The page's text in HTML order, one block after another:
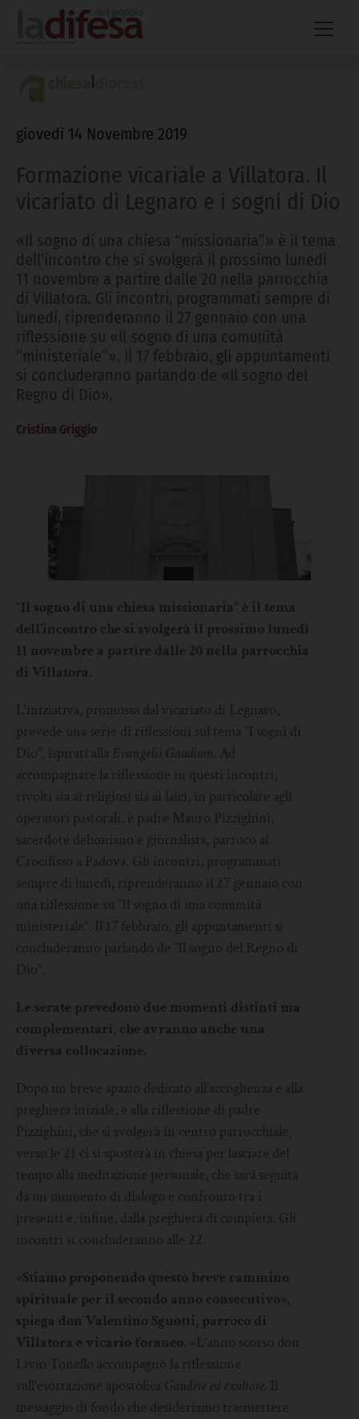
content
giovedì 14 Novembre 2019
Formazione vicariale a Villatora. Il
vicariato di Legnaro e i sogni di Dio
«Il sogno di una chiesa “missionaria”» è il tema
dell’incontro che si svolgerà il prossimo lunedì
11 novembre a partire dalle 20 nella parrocchia
di Villatora. Gli incontri, programmati sempre di
lunedì, riprenderanno il 27 gennaio con una
riflessione su «Il sogno di una comunità
“ministeriale”». Il 17 febbraio, gli appuntamenti
si concluderanno parlando de «Il sogno del
Regno di Dio».
Cristina Griggio
“Il sogno di una chiesa missionaria” è il tema
dell’incontro che si svolgerà il prossimo lunedì
11 novembre a partire dalle 20 nella parrocchia
di Villatora
L’iniziativa, promossa dal vicariato di Legnaro,
prevede una serie di riflessioni sul tema “I sogni di
Dio”, ispirati alla Evangelii Gaudium . Ad
accompagnare la riflessione in questi incontri,
rivolti sia ai religiosi sia ai laici, in particolare agli
operatori pastorali, è padre Mauro Pizzighini,
sacerdote dehoniano e giornalista, parroco al
Crocifisso a Padova. Gli incontri, programmati
sempre di lunedì, riprenderanno il 27 gennaio con
una riflessione su “Il sogno di una comunità
ministeriale”. Il 17 febbraio, gli appuntamenti si
concluderanno parlando de “Il sogno del Regno di
Dio”.
Le serate prevedono due momenti distinti ma
complementari, che avranno anche una
diversa collocazione.
Dopo un breve spazio dedicato all’accoglienza e alla
preghiera iniziale, e alla riflessione di padre
Pizzighini, che si svolgerà in centro parrocchiale,
verso le 21 ci si sposterà in chiesa per lasciare del
tempo alla meditazione personale, che sarà seguita
da un momento di dialogo e confronto tra i
presenti e, infine, dalla preghiera di compieta. Gli
incontri si concluderanno alle 22.
«Stiamo proponendo questo breve cammino
spirituale per il secondo anno consecutivo»,
spiega don Valentino Sguotti, parroco di
Villatora e vicario foraneo . «L’anno scorso don
Livio Tonello accompagnò la riflessione
sull’esortazione apostolica Gaudete ed exultate . Il
messaggio di fondo che desideriamo trasmettere